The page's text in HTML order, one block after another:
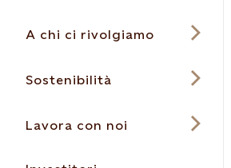
A chi ci rivolgiamo
Sostenibilità
Lavora con noi